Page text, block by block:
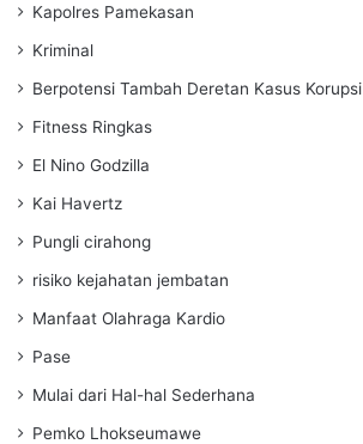
Kapolres Pamekasan
Kriminal
Berpotensi Tambah Deretan Kasus Korupsi
Fitness Ringkas
El Nino Godzilla
Kai Havertz
Pungli cirahong
risiko kejahatan jembatan
Manfaat Olahraga Kardio
Pase
Mulai dari Hal-hal Sederhana
Pemko Lhokseumawe